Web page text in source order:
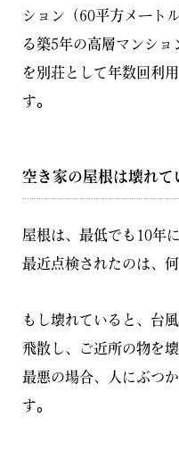
ション（60平方メート
る築5年の高層マンショ
を別荘として年数回利
す。
空き家の屋根は壊れて
屋根は、最低でも10年
最近点検されたのは、
もし壊れていると、台
飛散し、ご近所の物を
最悪の場合、人にぶつ
す。